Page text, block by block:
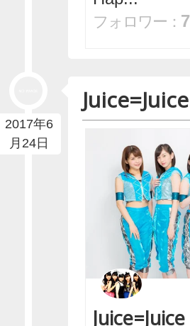
フォロワー： 7
2017年6
月24日
Juice=Juice
Juice=Juice